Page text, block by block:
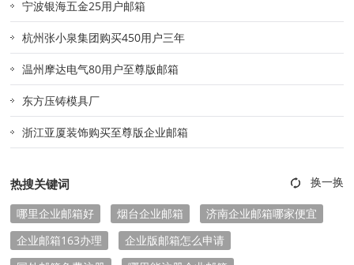
宁波银海五金25用户邮箱
杭州张小泉集团购买450用户三年
温州摩达电气80用户至尊版邮箱
东方压铸模具厂
浙江亚厦装饰购买至尊版企业邮箱
热搜关键词
哪里企业邮箱好 烟台企业邮箱
济南企业邮箱哪家便宜
企业邮箱163办理
企业版邮箱怎么申请